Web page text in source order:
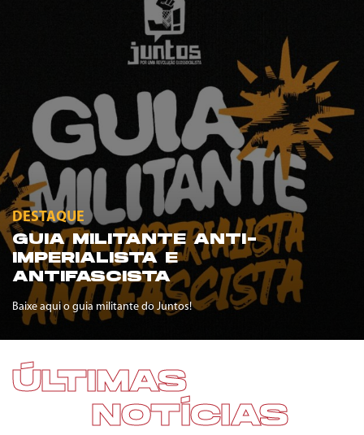
DESTAQUE
GUIA MILITANTE ANTI-
IMPERIALISTA E
ANTIFASCISTA
Baixe aqui o guia militante do Juntos!
ÚLTIMAS
NOTÍCIAS